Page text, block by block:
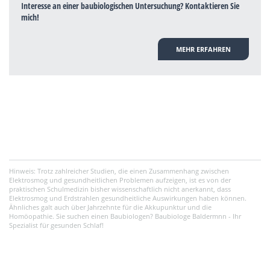
Interesse an einer baubiologischen Untersuchung? Kontaktieren Sie
mich!
MEHR ERFAHREN
Hinweis: Trotz zahlreicher Studien, die einen Zusammenhang zwischen
Elektrosmog und gesundheitlichen Problemen aufzeigen, ist es von der
praktischen Schulmedizin bisher wissenschaftlich nicht anerkannt, dass
Elektrosmog und Erdstrahlen gesundheitliche Auswirkungen haben können.
Ähnliches galt auch über Jahrzehnte für die Akkupunktur und die
Homöopathie. Sie suchen einen Baubiologen? Baubiologe Baldermnn - Ihr
Spezialist für gesunden Schlaf!